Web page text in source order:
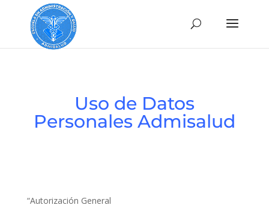
Uso de Datos
Personales Admisalud
“Autorización General